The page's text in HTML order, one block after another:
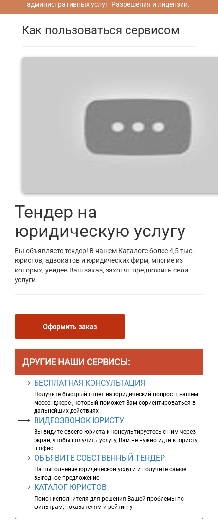
административных услуг. Разрешения и лицензии.
Как пользоваться сервисом
Тендер на
юридическую услугу
Вы объявляете тендер! В нашем Каталоге более 4,5 тыс.
юристов, адвокатов и юридических фирм, многие из
которых, увидев Ваш заказ, захотят предложить свои
услуги.
Оформить заказ
ДРУГИЕ НАШИ СЕРВИСЫ:
БЕСПЛАТНАЯ КОНСУЛЬТАЦИЯ
Получите быстрый ответ на юридический вопрос в нашем
мессенджере , который поможет Вам сориентироваться в
дальнейших действиях
ВИДЕОЗВОНОК ЮРИСТУ
Вы видите своего юриста и консультируетесь с ним через
экран, чтобы получить услугу, Вам не нужно идти к юристу
в офис
ОБЪЯВИТЕ СОБСТВЕННЫЙ ТЕНДЕР
На выполнение юридической услуги и получите самое
выгодное предложение
КАТАЛОГ ЮРИСТОВ
Поиск исполнителя для решения Вашей проблемы по
фильтрам, показателям и рейтингу